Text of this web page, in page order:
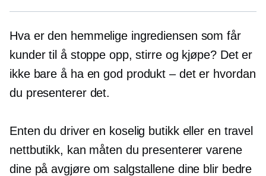
Hva er den hemmelige ingrediensen som får
kunder til å stoppe opp, stirre og kjøpe? Det er
ikke bare å ha en god produkt – det er hvordan
du presenterer det.
Enten du driver en koselig butikk eller en travel
nettbutikk, kan måten du presenterer varene
dine på avgjøre om salgstallene dine blir bedre